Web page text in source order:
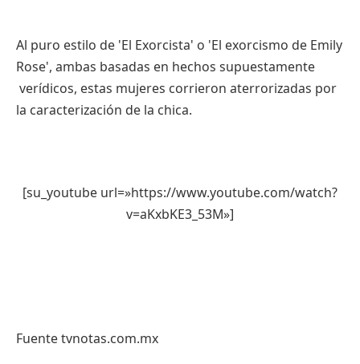
Al puro estilo de 'El Exorcista' o 'El exorcismo de Emily
Rose', ambas basadas en hechos supuestamente
verídicos, estas mujeres corrieron aterrorizadas por
la caracterización de la chica.
[su_youtube url=»https://www.youtube.com/watch?
v=aKxbKE3_53M»]
Fuente tvnotas.com.mx